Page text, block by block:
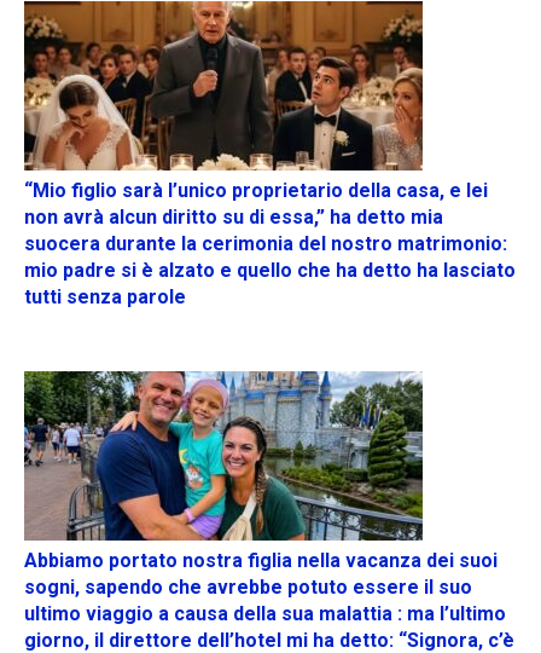
“Mio figlio sarà l’unico proprietario della casa, e lei
non avrà alcun diritto su di essa,” ha detto mia
suocera durante la cerimonia del nostro matrimonio:
mio padre si è alzato e quello che ha detto ha lasciato
tutti senza parole
Abbiamo portato nostra figlia nella vacanza dei suoi
sogni, sapendo che avrebbe potuto essere il suo
ultimo viaggio a causa della sua malattia : ma l’ultimo
giorno, il direttore dell’hotel mi ha detto: “Signora, c’è